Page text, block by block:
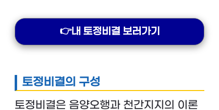
👉내 토정비결 보러가기
토정비결의 구성
토정비결은 음양오행과 천간지지의 이론